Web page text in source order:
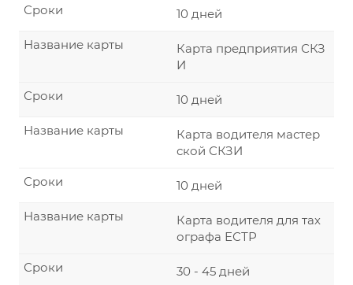
10 дней
Сроки
Карта предприятия СКЗ
И
Название карты
10 дней
Сроки
Карта водителя мастер
ской СКЗИ
Название карты
10 дней
Сроки
Карта водителя для тах
ографа ЕСТР
Название карты
30 - 45 дней
Сроки